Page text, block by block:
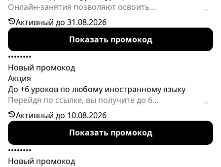
Онлайн-занятия позволяют освоить
востребованный восточный язык. Для новых
учеников предоставляется скидка по промокоду.
Активный до 31.08.2026
Показать промокод
••••••••
Новый промокод
Акция
До +6 уроков по любому иностранному языку
Перейдя по ссылке, вы получите до 6
бесплатных уроков по любому иностранному
языку. Предложение доступно только
пользователям, не совершавшим на сайте
никаких действий в течение года.
Активный до 10.08.2026
Показать промокод
••••••••
Новый промокод